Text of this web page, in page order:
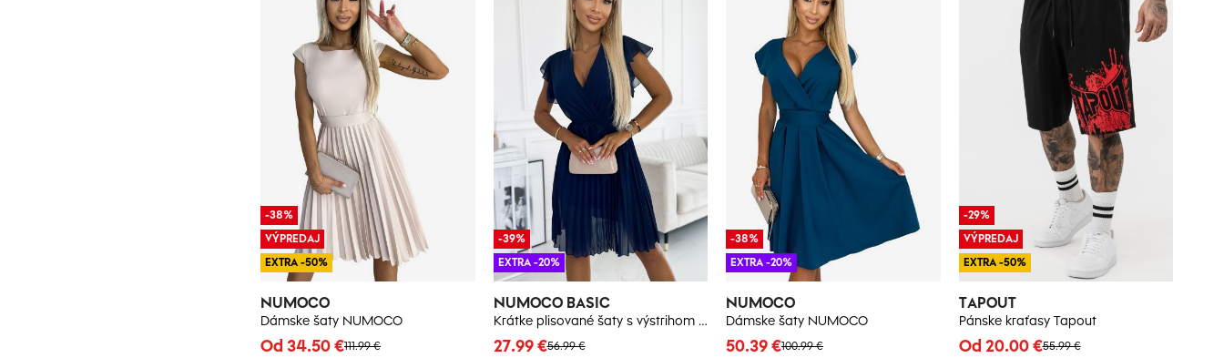
NUMOCO
Dámske šaty NUMOCO
111.99 €
Od 34.50 €
-38%
VÝPREDAJ
EXTRA -50%
NUMOCO BASIC
Krátke plisované šaty s výstrihom a volánikmi Numoco
56.99 €
27.99 €
-39%
EXTRA -20%
NUMOCO
Dámske šaty NUMOCO
100.99 €
50.39 €
-38%
EXTRA -20%
TAPOUT
Pánske kraťasy Tapout
55.99 €
Od 20.00 €
-29%
VÝPREDAJ
EXTRA -50%